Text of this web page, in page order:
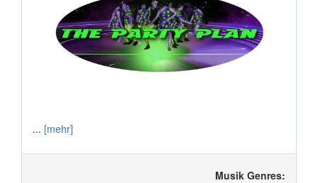
... [mehr]
Musik Genres: